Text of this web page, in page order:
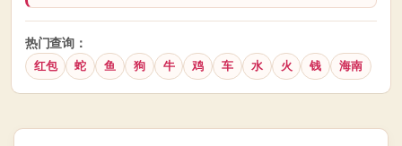
热门查询：
红包 蛇 鱼 狗 牛 鸡 车 水 火 钱 海南